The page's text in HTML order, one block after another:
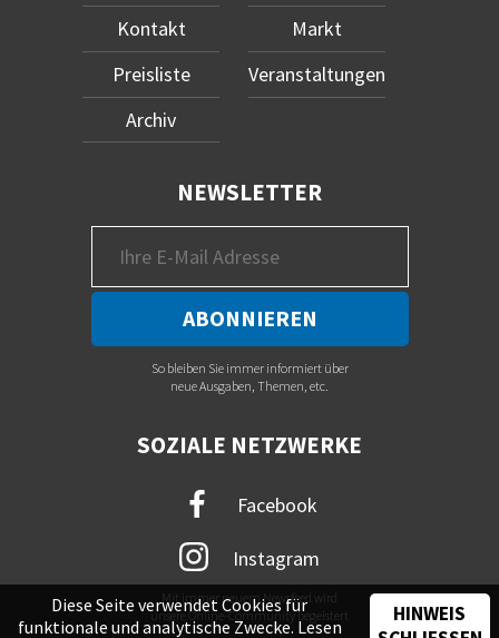
Kontakt
Preisliste
Archiv
Markt
Veranstaltungen
NEWSLETTER
So bleiben Sie immer informiert über
neue Ausgaben, Themen, etc.
SOZIALE NETZWERKE
Facebook
Instagram
Mit immer neuem Newsfeed wird
unsere Online-Community begeistert
Diese Seite verwendet Cookies für
funktionale und analytische Zwecke. Lesen
HINWEIS